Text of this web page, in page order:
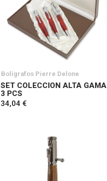
Bolígrafos Pierre Delone
SET COLECCION ALTA GAMA
3 PCS
34,04 €